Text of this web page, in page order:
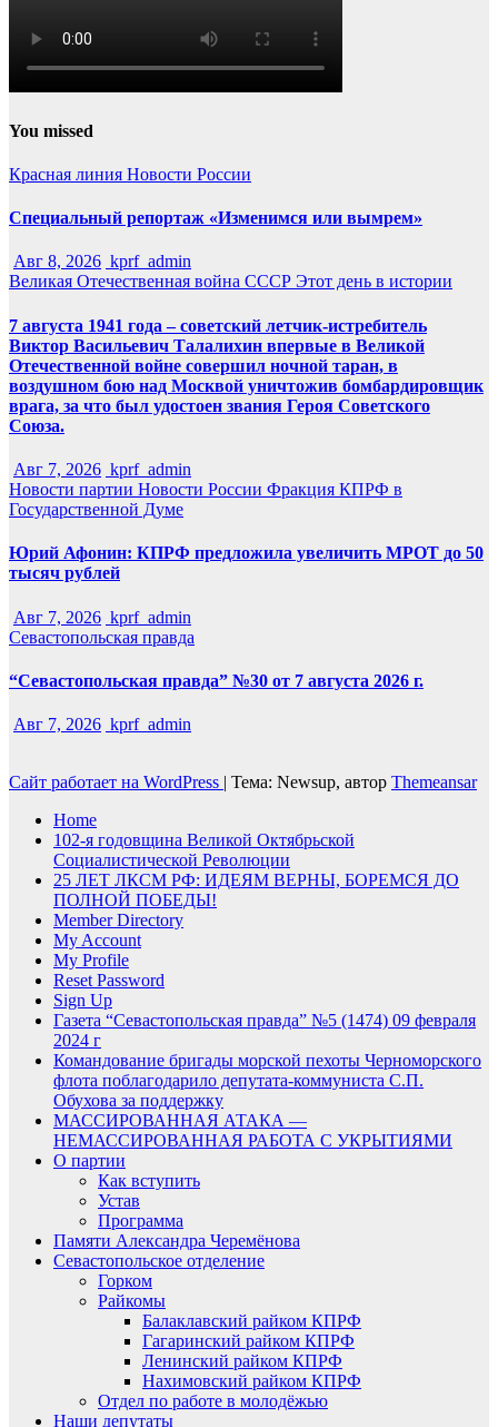
You missed
Красная линия Новости России
Специальный репортаж «Изменимся или вымрем»
Авг 8, 2026 kprf_admin
Великая Отечественная война СССР Этот день в истории
7 августа 1941 года – советский летчик-истребитель
Виктор Васильевич Талалихин впервые в Великой
Отечественной войне совершил ночной таран, в
воздушном бою над Москвой уничтожив бомбардировщик
врага, за что был удостоен звания Героя Советского
Союза.
Авг 7, 2026 kprf_admin
Новости партии Новости России Фракция КПРФ в
Государственной Думе
Юрий Афонин: КПРФ предложила увеличить МРОТ до 50
тысяч рублей
Авг 7, 2026 kprf_admin
Севастопольская правда
“Севастопольская правда” №30 от 7 августа 2026 г.
Авг 7, 2026 kprf_admin
Сайт работает на WordPress | Тема: Newsup, автор Themeansar
Home
102-я годовщина Великой Октябрьской
Социалистической Революции
25 ЛЕТ ЛКСМ РФ: ИДЕЯМ ВЕРНЫ, БОРЕМСЯ ДО
ПОЛНОЙ ПОБЕДЫ!
Member Directory
My Account
My Profile
Reset Password
Sign Up
Газета “Севастопольская правда” №5 (1474) 09 февраля
2024 г
Командование бригады морской пехоты Черноморского
флота поблагодарило депутата-коммуниста С.П.
Обухова за поддержку
МАССИРОВАННАЯ АТАКА —
НЕМАССИРОВАННАЯ РАБОТА С УКРЫТИЯМИ
О партии
Как вступить
Устав
Программа
Памяти Александра Черемёнова
Севастопольское отделение
Горком
Райкомы
Балаклавский райком КПРФ
Гагаринский райком КПРФ
Ленинский райком КПРФ
Нахимовский райком КПРФ
Отдел по работе в молодёжью
Наши депутаты